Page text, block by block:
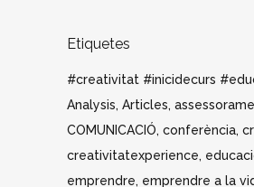
Etiquetes
#creativitat #inicidecurs
Analysis Articles
COMUNICACIÓ conferència
creativitatexperience
emprendre emprendre a la